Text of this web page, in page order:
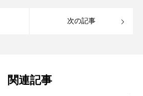
次の記事
関連記事